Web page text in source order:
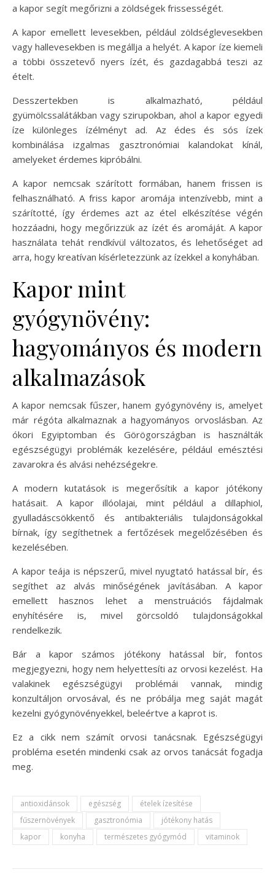
a kapor segít megőrizni a zöldségek frissességét.
A kapor emellett levesekben, például zöldséglevesekben
vagy hallevesekben is megállja a helyét. A kapor íze kiemeli
a többi összetevő nyers ízét, és gazdagabbá teszi az
ételt.
Desszertekben is alkalmazható, például
gyümölcssalátákban vagy szirupokban, ahol a kapor egyedi
íze különleges ízélményt ad. Az édes és sós ízek
kombinálása izgalmas gasztronómiai kalandokat kínál,
amelyeket érdemes kipróbálni.
A kapor nemcsak szárított formában, hanem frissen is
felhasználható. A friss kapor aromája intenzívebb, mint a
szárítotté, így érdemes azt az étel elkészítése végén
hozzáadni, hogy megőrizzük az ízét és aromáját. A kapor
használata tehát rendkívül változatos, és lehetőséget ad
arra, hogy kreatívan kísérletezzünk az ízekkel a konyhában.
Kapor mint
gyógynövény:
hagyományos és modern
alkalmazások
A kapor nemcsak fűszer, hanem gyógynövény is, amelyet
már régóta alkalmaznak a hagyományos orvoslásban. Az
ókori Egyiptomban és Görögországban is használták
egészségügyi problémák kezelésére, például emésztési
zavarokra és alvási nehézségekre.
A modern kutatások is megerősítik a kapor jótékony
hatásait. A kapor illóolajai, mint például a dillaphiol,
gyulladáscsökkentő és antibakteriális tulajdonságokkal
bírnak, így segíthetnek a fertőzések megelőzésében és
kezelésében.
A kapor teája is népszerű, mivel nyugtató hatással bír, és
segíthet az alvás minőségének javításában. A kapor
emellett hasznos lehet a menstruációs fájdalmak
enyhítésére is, mivel görcsoldó tulajdonságokkal
rendelkezik.
Bár a kapor számos jótékony hatással bír, fontos
megjegyezni, hogy nem helyettesíti az orvosi kezelést. Ha
valakinek egészségügyi problémái vannak, mindig
konzultáljon orvosával, és ne próbálja meg saját magát
kezelni gyógynövényekkel, beleértve a kaprot is.
Ez a cikk nem számít orvosi tanácsnak. Egészségügyi
probléma esetén mindenki csak az orvos tanácsát fogadja
meg.
antioxidánsok egészség
ételek ízesítése
fűszernövények
gasztronómia
jótékony hatás
kapor
konyha természetes gyógymód vitaminok